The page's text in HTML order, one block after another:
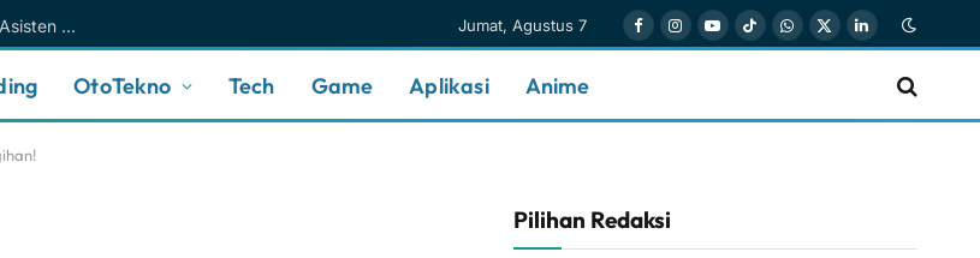
Meta AI Makin Cerdas Berkat Muse Spark 1.1, Siap Jadi Asisten AI Personal yang Lebih Intuitif Jumat, Agustus 7
FacebookInstagram
YouTube
TikTokWhatsApp
X
LinkedIn
OtoTekno Tech Game Aplikasi Anime
Pilihan Redaksi